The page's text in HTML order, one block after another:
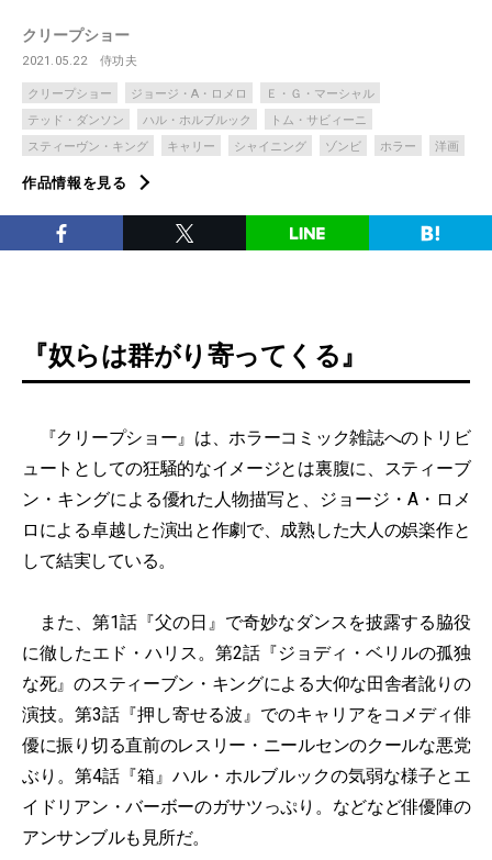
クリープショー
2021.05.22 侍功夫
クリープショー ジョージ・A・ロメロ
Ｅ・Ｇ・マーシャル
テッド・ダンソン
ハル・ホルブルック
トム・サビィーニ
スティーヴン・キング
キャリー シャイニング ゾンビ ホラー 洋画
作品情報を見る
『奴らは群がり寄ってくる』
『クリープショー』は、ホラーコミック雑誌へのトリビ
ュートとしての狂騒的なイメージとは裏腹に、スティーブ
ン・キングによる優れた人物描写と、ジョージ・A・ロメ
ロによる卓越した演出と作劇で、成熟した大人の娯楽作と
して結実している。
また、第1話『父の日』で奇妙なダンスを披露する脇役
に徹したエド・ハリス。第2話『ジョディ・ベリルの孤独
な死』のスティーブン・キングによる大仰な田舎者訛りの
演技。第3話『押し寄せる波』でのキャリアをコメディ俳
優に振り切る直前のレスリー・ニールセンのクールな悪党
ぶり。第4話『箱』ハル・ホルブルックの気弱な様子とエ
イドリアン・バーボーのガサツっぷり。などなど俳優陣の
アンサンブルも見所だ。